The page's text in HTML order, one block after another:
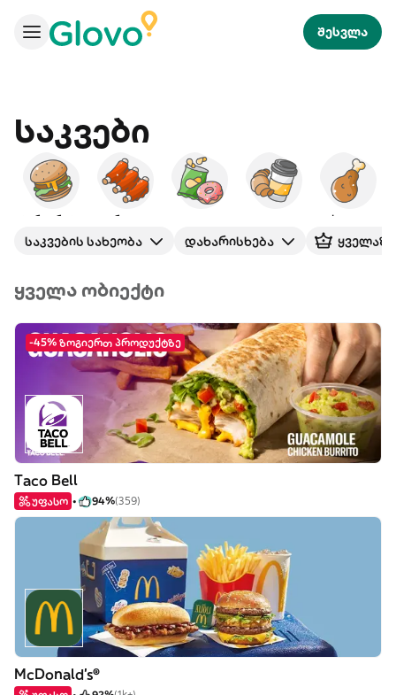
შესვლა
Საკვები
ბურგერები ამერიკული ქათამი
საკვების სახეობა დახარისხება
ყველა ობიექტი
-45% ზოგიერთ პროდუქტზე
Taco Bell
უფასო 94%(359)
McDonald's®